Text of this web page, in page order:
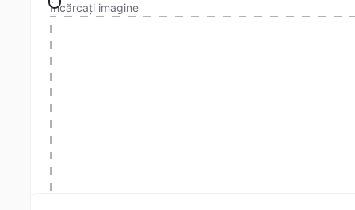
Încărcați imagine